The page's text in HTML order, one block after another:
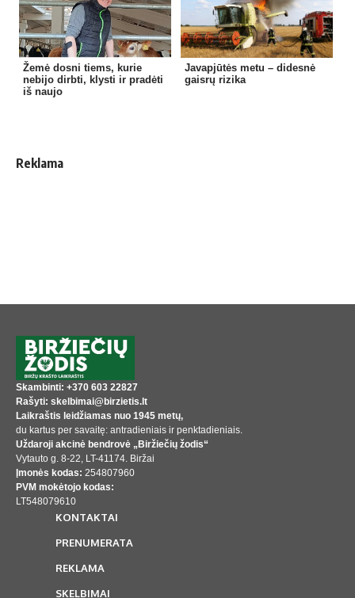
Žemė dosni tiems, kurie
nebijo dirbti, klysti ir pradėti
iš naujo
Javapjūtės metu – didesnė
gaisrų rizika
Reklama
Skambinti: +370 603 22827
Rašyti: skelbimai@birzietis.lt
Laikraštis leidžiamas nuo 1945 metų,
du kartus per savaitę: antradieniais ir penktadieniais.
Uždaroji akcinė bendrovė „Biržiečių žodis“
Vytauto g. 8-22, LT-41174. Biržai
Įmonės kodas: 254807960
PVM mokėtojo kodas:
LT548079610
KONTAKTAI
PRENUMERATA
REKLAMA
SKELBIMAI